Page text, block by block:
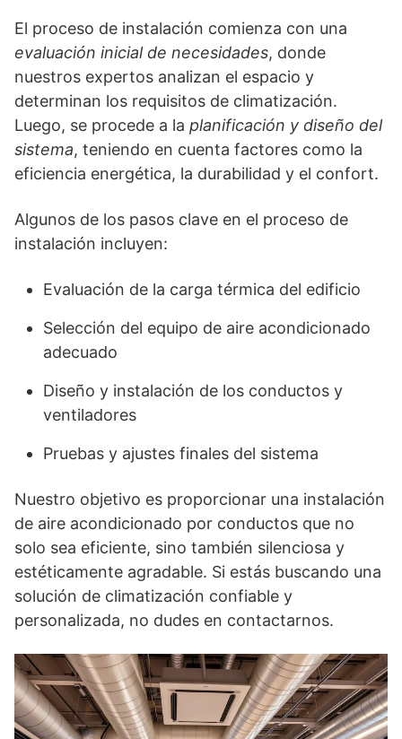
El proceso de instalación comienza con una
evaluación inicial de necesidades, donde
nuestros expertos analizan el espacio y
determinan los requisitos de climatización.
Luego, se procede a la planificación y diseño del
sistema, teniendo en cuenta factores como la
eficiencia energética, la durabilidad y el confort.
Algunos de los pasos clave en el proceso de
instalación incluyen:
Evaluación de la carga térmica del edificio
Selección del equipo de aire acondicionado
adecuado
Diseño y instalación de los conductos y
ventiladores
Pruebas y ajustes finales del sistema
Nuestro objetivo es proporcionar una instalación
de aire acondicionado por conductos que no
solo sea eficiente, sino también silenciosa y
estéticamente agradable. Si estás buscando una
solución de climatización confiable y
personalizada, no dudes en contactarnos.